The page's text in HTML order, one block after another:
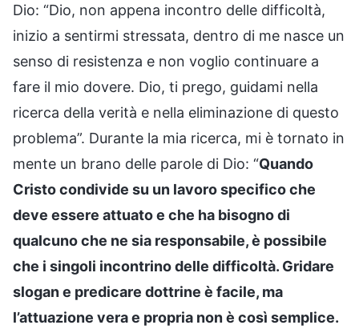
Dio: “Dio, non appena incontro delle difficoltà,
inizio a sentirmi stressata, dentro di me nasce un
senso di resistenza e non voglio continuare a
fare il mio dovere. Dio, ti prego, guidami nella
ricerca della verità e nella eliminazione di questo
problema”. Durante la mia ricerca, mi è tornato in
mente un brano delle parole di Dio: “Quando
Cristo condivide su un lavoro specifico che
deve essere attuato e che ha bisogno di
qualcuno che ne sia responsabile, è possibile
che i singoli incontrino delle difficoltà. Gridare
slogan e predicare dottrine è facile, ma
l’attuazione vera e propria non è così semplice.